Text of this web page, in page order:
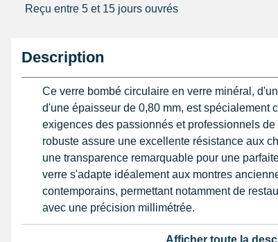
Reçu entre 5 et 15 jours ouvrés
Description
Ce verre bombé circulaire en verre minéral,
d'une épaisseur de 0,80 mm, est spécialement
exigences des passionnés et professionnels
robuste assure une excellente résistance aux
une transparence remarquable pour une
verre s'adapte idéalement aux montres
contemporains, permettant notamment de
avec une précision millimétrée.
L'installation de ce verre demande un soin
Afficher toute la